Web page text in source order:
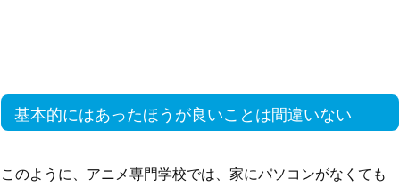
基本的にはあったほうが良いことは間違いない
このように、アニメ専門学校では、家にパソコンがなくても